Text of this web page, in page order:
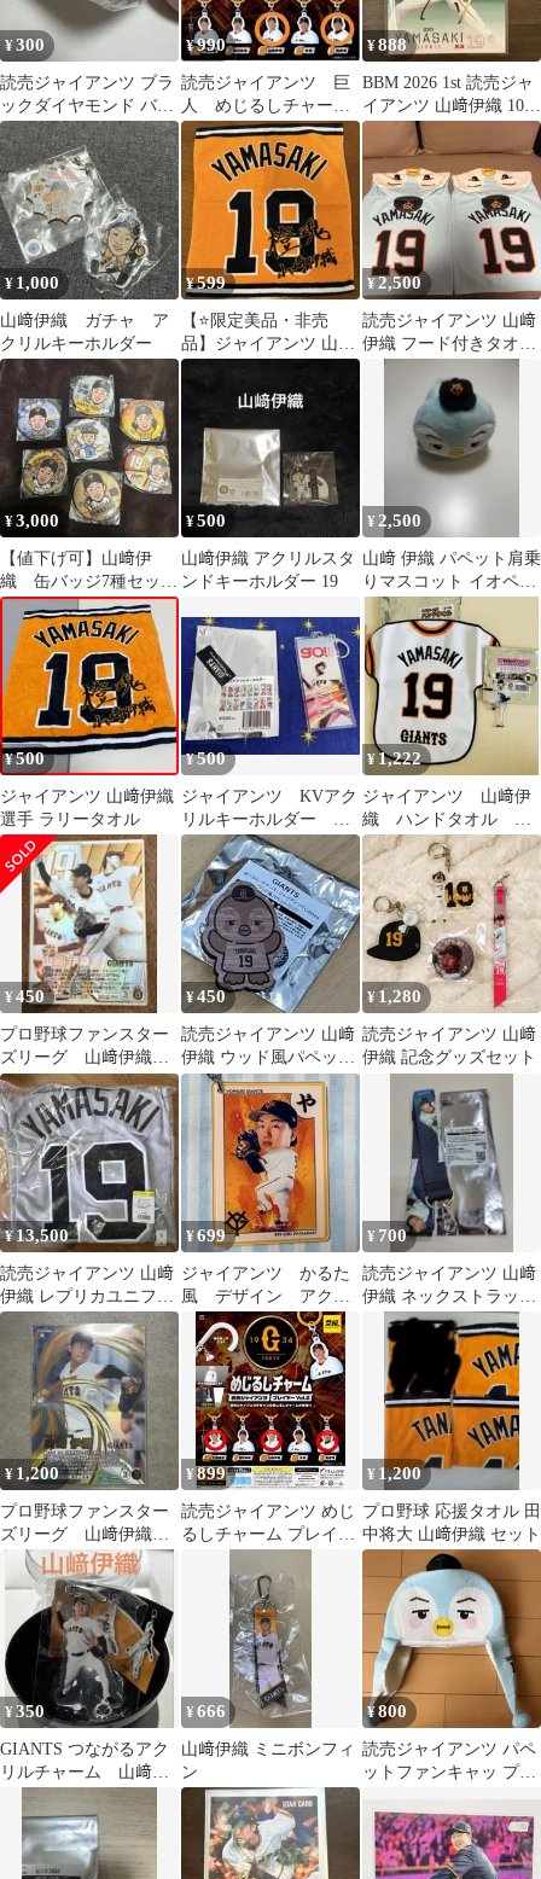
¥300
読売ジャイアンツ ブラ
ックダイヤモンド バン
ド 山﨑伊織
¥990
読売ジャイアンツ 巨
人 めじるしチャー
ム 山﨑伊織 丸佳浩
¥888
BBM 2026 1st 読売ジャ
イアンツ 山﨑伊織 100
枚限定金箔サイン
¥ 1,000
山﨑伊織 ガチャ ア
クリルキーホルダー
¥599
【⭐限定美品・非売
品】ジャイアンツ 山﨑
伊織選手 ラリータオル
読売巨人軍
¥2,500
読売ジャイアンツ 山﨑
伊織 フード付きタオル
2枚セット
¥3,000
【値下げ可】山﨑伊
織 缶バッジ7種セッ
ト バラ売り不可
¥500
山﨑伊織 アクリルスタ
ンドキーホルダー 19
¥ 2,500
山﨑 伊織 パペット肩乗
りマスコット イオペン
19 ジャイアンツ
¥500
ジャイアンツ 山﨑伊織
選手 ラリータオル
¥500
ジャイアンツ KVアク
リルキーホルダー 山
﨑伊織選手
¥ 1,222
ジャイアンツ 山﨑伊
織 ハンドタオル ア
クリルキーホルダー
¥450
プロ野球ファンスター
ズリーグ 山﨑伊織
パラレル 柿の種 SR
¥450
読売ジャイアンツ 山﨑
伊織 ウッド風パペット
バッジ
¥ 1,280
読売ジャイアンツ 山﨑
伊織 記念グッズセット
¥13,500
読売ジャイアンツ 山﨑
伊織 レプリカユニフォ
ーム ビジター S
¥699
ジャイアンツ かるた
風 デザイン アクリ
ルキーホルダー 山﨑
伊織
¥ 700
読売ジャイアンツ 山﨑
伊織 ネックストラップ
2026
¥ 1,200
プロ野球ファンスター
ズリーグ 山﨑伊織
読売ジャイアンツ
SSR
¥899
読売ジャイアンツ めじ
るしチャーム プレイヤ
¥ 1,200
プロ野球 応援タオル 田
中将大 山﨑伊織 セット
¥350
GIANTS つながるアク
リルチャーム 山﨑伊
¥666
山﨑伊織 ミニボンフィ
ン
¥800
読売ジャイアンツ パペ
ットファンキャッ プ山